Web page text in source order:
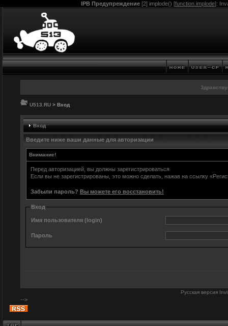
IPB Предупреждение [2] implode() [function.implode]:
U513.RU > Вход
Вход
Введите ниже ваши данные для авторизации
Внимание!
Перед авторизацией, вы должны зарегистрироваться
Если вы не зарегистрированы, это можно сделать, нажав на ссылку
Забыли пароль? Вы можете его восстановить!
Вход
Имя пользователя (login)
Пароль
Русская версия
-->